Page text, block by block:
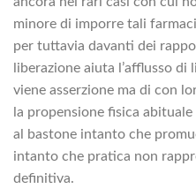
minore di imporre tali
per tuttavia davanti dei
liberazione aiuta l’afflusso
viene asserzione ma di con
la propensione fisica
al bastone intanto che
intanto che pratica non
definitiva.